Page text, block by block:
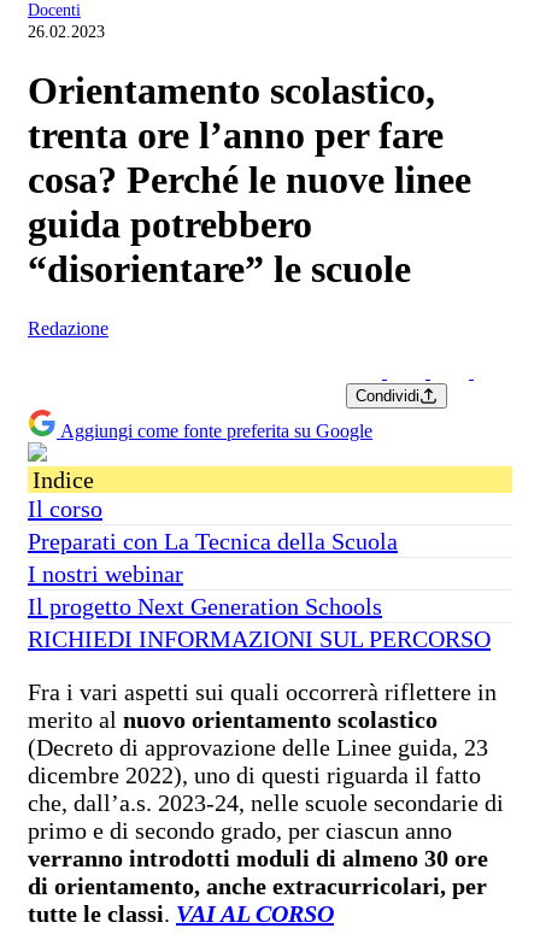
Docenti
26.02.2023
Orientamento scolastico,
trenta ore l’anno per fare
cosa? Perché le nuove linee
guida potrebbero
“disorientare” le scuole
Redazione
Condividi
Aggiungi come fonte preferita su Google
Indice
Il corso
Preparati con La Tecnica della Scuola
I nostri webinar
Il progetto Next Generation Schools
RICHIEDI INFORMAZIONI SUL PERCORSO
Fra i vari aspetti sui quali occorrerà riflettere in
merito al nuovo orientamento scolastico
(Decreto di approvazione delle Linee guida, 23
dicembre 2022), uno di questi riguarda il fatto
che, dall’a.s. 2023-24, nelle scuole secondarie di
primo e di secondo grado, per ciascun anno
verranno introdotti moduli di almeno 30 ore
di orientamento, anche extracurricolari, per
tutte le classi. VAI AL CORSO